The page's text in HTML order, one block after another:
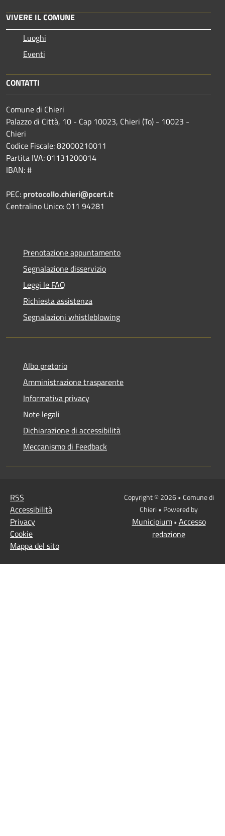
VIVERE IL COMUNE
Luoghi
Eventi
CONTATTI
Comune di Chieri
Palazzo di Città, 10 - Cap 10023, Chieri (To) - 10023 -
Chieri
Codice Fiscale: 82000210011
Partita IVA: 01131200014
IBAN: #
PEC: protocollo.chieri@pcert.it
Centralino Unico: 011 94281
Prenotazione appuntamento
Segnalazione disservizio
Leggi le FAQ
Richiesta assistenza
Segnalazioni whistleblowing
Albo pretorio
Amministrazione trasparente
Informativa privacy
Note legali
Dichiarazione di accessibilità
Meccanismo di Feedback
RSS
Accessibilità
Privacy
Cookie
Mappa del sito
Copyright © 2026 • Comune di
Chieri • Powered by
Municipium• Accesso
redazione